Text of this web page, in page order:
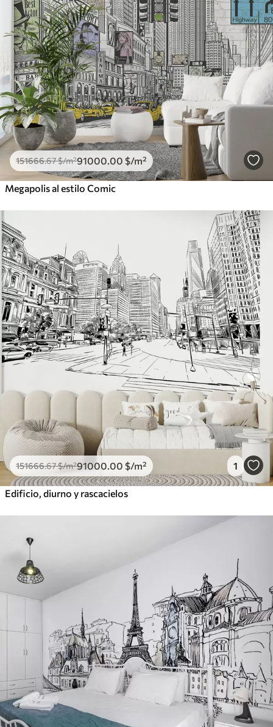
151666.67$/m²91000 .00 $/m²
Megapolis al estilo Comic
151666.67$/m²91000 .00 $/m² 1
Edificio, diurno y rascacielos